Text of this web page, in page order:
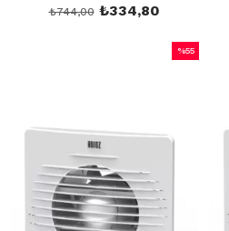
₺334,80
₺744,00
%55